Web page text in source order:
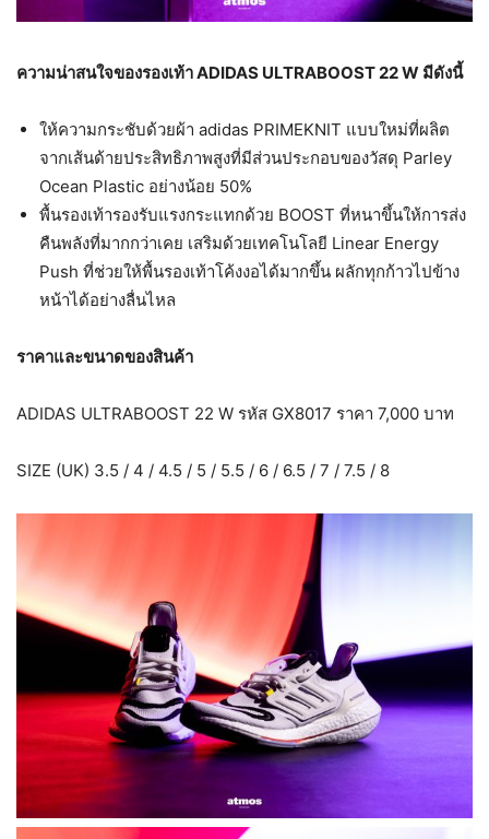
ความน่าสนใจของรองเท้าADIDAS ULTRABOOST 22 W มีดังนี้
ให้ความกระชับด้วยผ้า adidas PRIMEKNIT แบบใหม่ที่ผลิต
จากเส้นด้ายประสิทธิภาพสูงที่มีส่วนประกอบของวัสดุ Parley
Ocean Plastic อย่างน้อย 50%
พื้นรองเท้ารองรับแรงกระแทกด้วย BOOST ที่หนาขึ้นให้การส่ง
คืนพลังที่มากกว่าเคย เสริมด้วยเทคโนโลยี Linear Energy
Push ที่ช่วยให้พื้นรองเท้าโค้งงอได้มากขึ้น ผลักทุกก้าวไปข้าง
หน้าได้อย่างลื่นไหล
ราคาและขนาดของสินค้า
ADIDAS ULTRABOOST 22 W รหัส GX8017 ราคา 7,000 บาท
SIZE (UK) 3.5 / 4 / 4.5 / 5 / 5.5 / 6 / 6.5 / 7 / 7.5 / 8